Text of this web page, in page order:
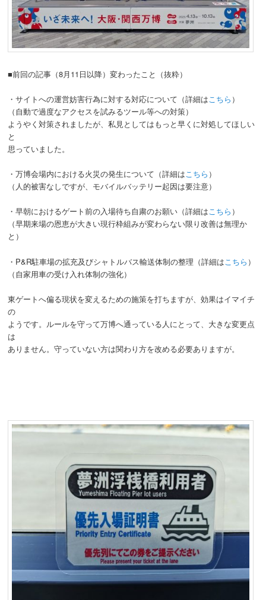
■前回の記事（8月11日以降）変わったこと（抜粋）
・サイトへの運営妨害行為に対する対応について（詳細はこちら ）
（自動で過度なアクセスを試みるツール等への対策）
ようやく対策されましたが、私見としてはもっと早くに対処してほしい
と
思っていました。
・万博会場内における火災の発生について（詳細はこちら ）
（人的被害なしですが、モバイルバッテリー起因は要注意）
・早朝におけるゲート前の入場待ち自粛のお願い（詳細はこちら ）
（早期来場の恩恵が大きい現行枠組みが変わらない限り改善は無理か
と）
・P&R駐車場の拡充及びシャトルバス輸送体制の整理（詳細は こちら ）
（自家用車の受け入れ体制の強化）
東ゲートへ偏る現状を変えるための施策を打ちますが、効果はイマイチ
の
ようです。ルールを守って万博へ通っている人にとって、大きな変更点
は
ありません。守っていない方は関わり方を改める必要ありますが。